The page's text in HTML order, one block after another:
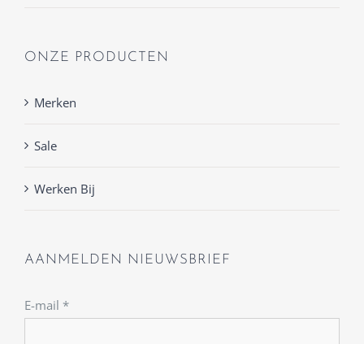
ONZE PRODUCTEN
Merken
Sale
Werken Bij
AANMELDEN NIEUWSBRIEF
E-mail *